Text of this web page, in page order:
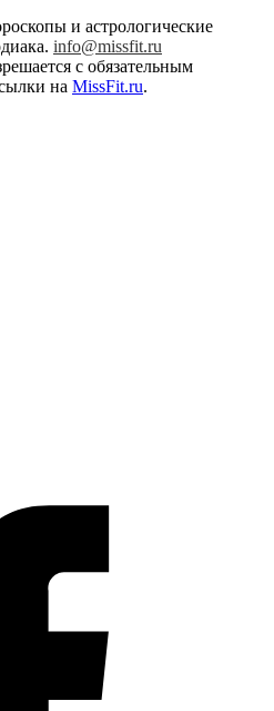
и астрологические
info@missfit.ru
с обязательным
на MissFit.ru.